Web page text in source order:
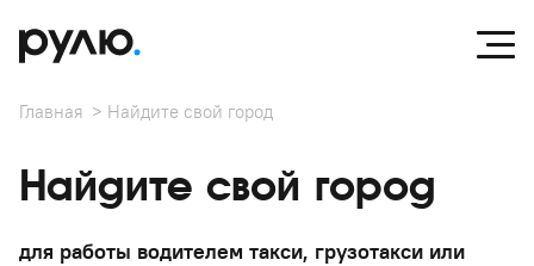
Главная Найдите свой город
Найдите свой город
для работы водителем такси, грузотакси или